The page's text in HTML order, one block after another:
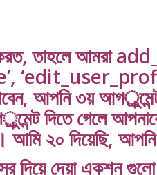
করত, তাহলে আমরা
আপনি ৩য়
দিতে গেলে
আমি ২০ দিয়েছি,
দিয়ে দেয়া একশন